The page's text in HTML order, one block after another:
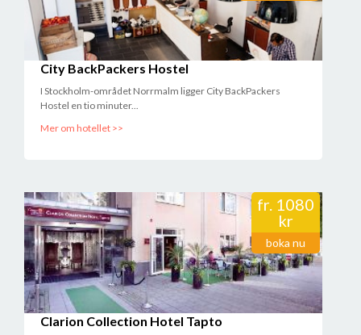
City BackPackers Hostel
I Stockholm-området Norrmalm ligger City BackPackers
Hostel en tio minuter...
Mer om hotellet >>
fr. 1080
kr
boka nu
Clarion Collection Hotel Tapto